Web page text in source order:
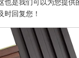
回复您！